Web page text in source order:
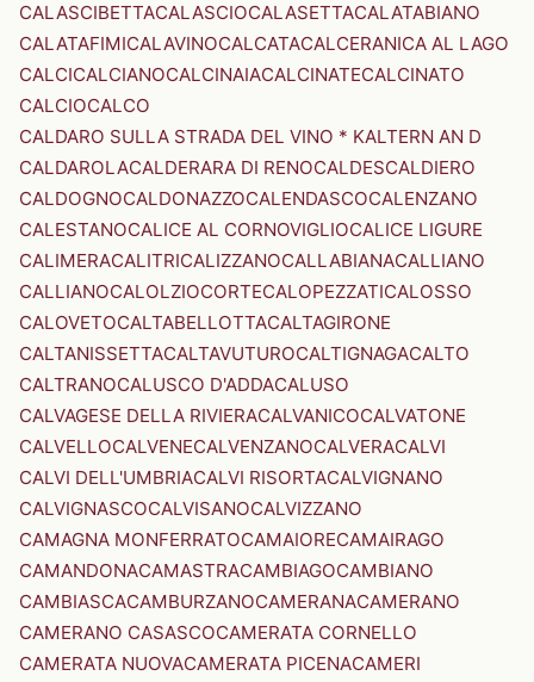
CALASCIBETTACALASCIOCALASETTACALATABIANO
CALATAFIMICALAVINOCALCATACALCERANICA AL LAGO
CALCICALCIANOCALCINAIACALCINATECALCINATO
CALCIOCALCO
CALDARO SULLA STRADA DEL VINO * KALTERN AN D
CALDAROLACALDERARA DI RENOCALDESCALDIERO
CALDOGNOCALDONAZZOCALENDASCOCALENZANO
CALESTANOCALICE AL CORNOVIGLIOCALICE LIGURE
CALIMERACALITRICALIZZANOCALLABIANACALLIANO
CALLIANOCALOLZIOCORTECALOPEZZATICALOSSO
CALOVETOCALTABELLOTTACALTAGIRONE
CALTANISSETTACALTAVUTUROCALTIGNAGACALTO
CALTRANOCALUSCO D'ADDACALUSO
CALVAGESE DELLA RIVIERACALVANICOCALVATONE
CALVELLOCALVENECALVENZANOCALVERACALVI
CALVI DELL'UMBRIACALVI RISORTACALVIGNANO
CALVIGNASCOCALVISANOCALVIZZANO
CAMAGNA MONFERRATOCAMAIORECAMAIRAGO
CAMANDONACAMASTRACAMBIAGOCAMBIANO
CAMBIASCACAMBURZANOCAMERANACAMERANO
CAMERANO CASASCOCAMERATA CORNELLO
CAMERATA NUOVACAMERATA PICENACAMERI